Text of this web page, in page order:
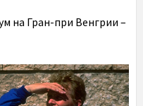
на Гран-при Венгрии –